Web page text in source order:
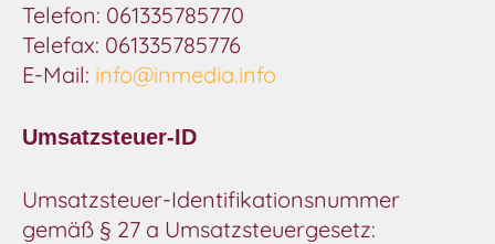
Telefon: 061335785770
Telefax: 061335785776
E-Mail: info@inmedia.info
Umsatzsteuer-ID
Umsatzsteuer-Identifikationsnummer
gemäß § 27 a Umsatzsteuergesetz: